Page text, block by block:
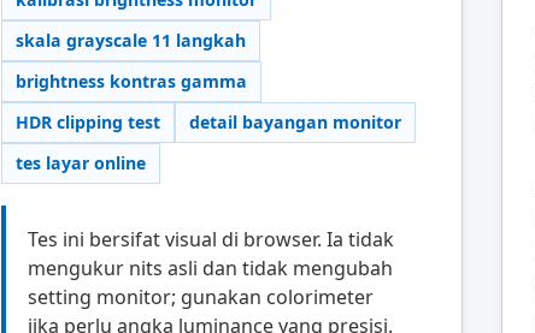
skala grayscale 11 langkah
brightness kontras gamma
HDR clipping test
detail bayangan monitor
tes layar online
Tes ini bersifat visual di browser. Ia tidak
mengukur nits asli dan tidak mengubah
setting monitor; gunakan colorimeter
jika perlu angka luminance yang presisi.